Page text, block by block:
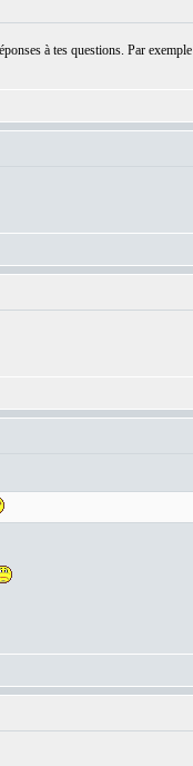
à tes questions. Par exemple